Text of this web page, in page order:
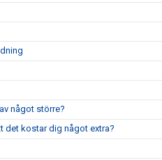
något större?
det kostar dig något extra?